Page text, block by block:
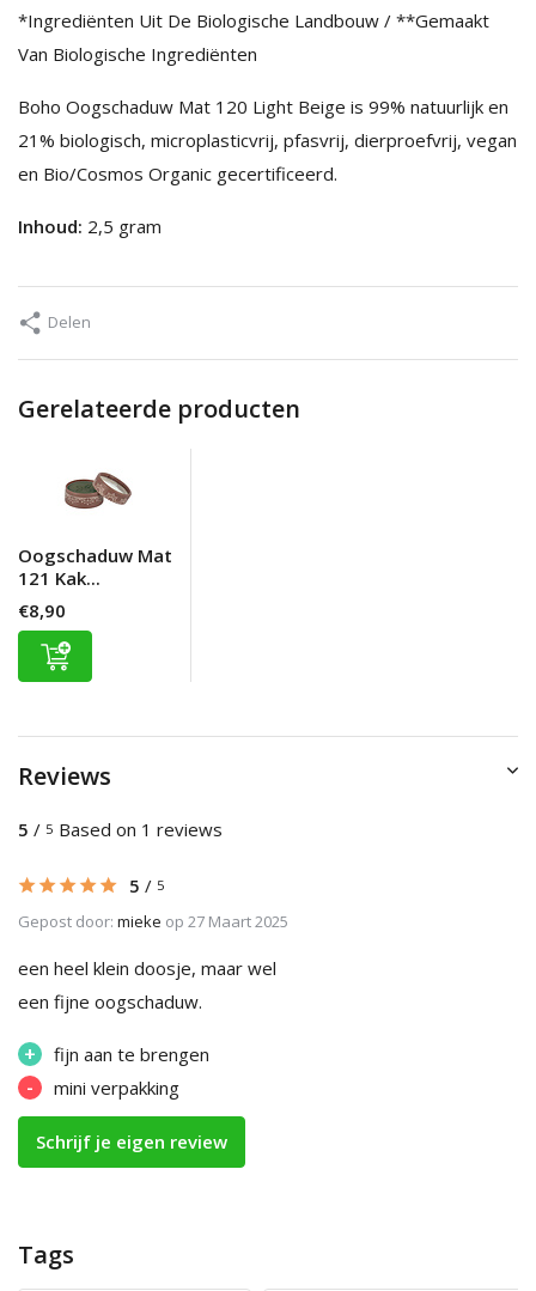
*Ingrediënten Uit De Biologische Landbouw / **Gemaakt
Van Biologische Ingrediënten
Boho Oogschaduw Mat 120 Light Beige is 99% natuurlijk en
21% biologisch, microplasticvrij, pfasvrij, dierproefvrij, vegan
en Bio/Cosmos Organic gecertificeerd.
Inhoud: 2,5 gram
Delen
Gerelateerde producten
Oogschaduw Mat
121 Kak...
€8,90
Reviews
5 / 5 Based on 1 reviews
5 / 5
Gepost door: mieke op 27 Maart 2025
een heel klein doosje, maar wel
een fijne oogschaduw.
+ fijn aan te brengen
- mini verpakking
Schrijf je eigen review
Tags